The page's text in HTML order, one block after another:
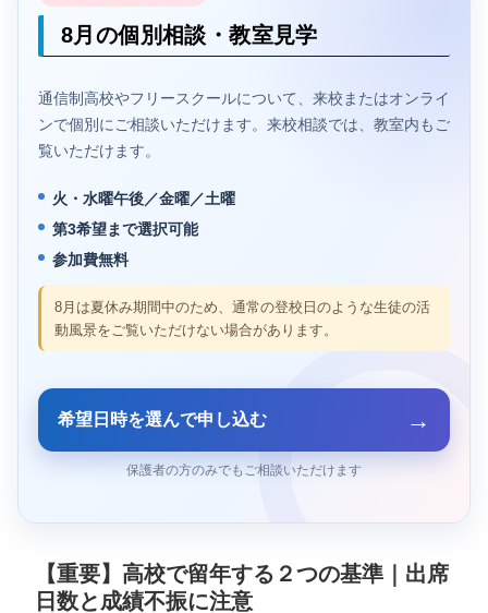
8月の個別相談・教室見学
通信制高校やフリースクールについて、来校またはオンライ
ンで個別にご相談いただけます。来校相談では、教室内もご
覧いただけます。
火・水曜午後／金曜／土曜
第3希望まで選択可能
参加費無料
8月は夏休み期間中のため、通常の登校日のような生徒の活
動風景をご覧いただけない場合があります。
希望日時を選んで申し込む →
保護者の方のみでもご相談いただけます
【重要】高校で留年する２つの基準｜出席
日数と成績不振に注意